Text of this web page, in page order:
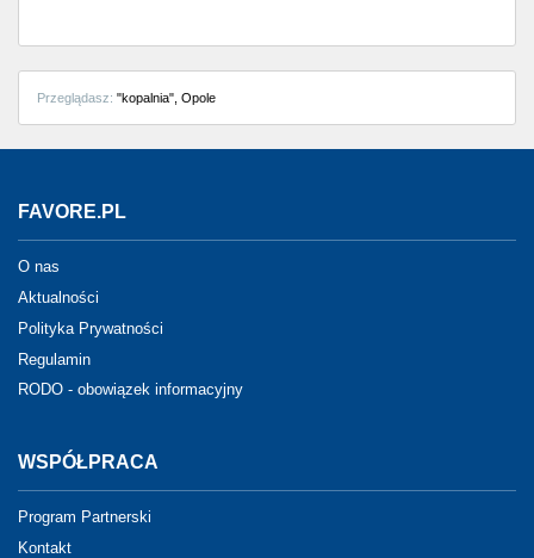
Przeglądasz: "kopalnia", Opole
FAVORE.PL
O nas
Aktualności
Polityka Prywatności
Regulamin
RODO - obowiązek informacyjny
WSPÓŁPRACA
Program Partnerski
Kontakt
Toruń
Olsztyn
Sosnowiec
Tarnów
Radom
Tychy